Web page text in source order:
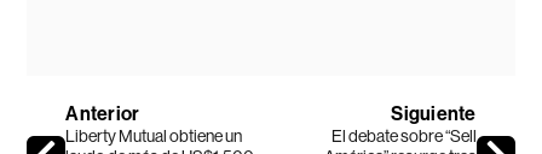
Anterior
Liberty Mutual obtiene un
Siguiente
El debate sobre “Sell